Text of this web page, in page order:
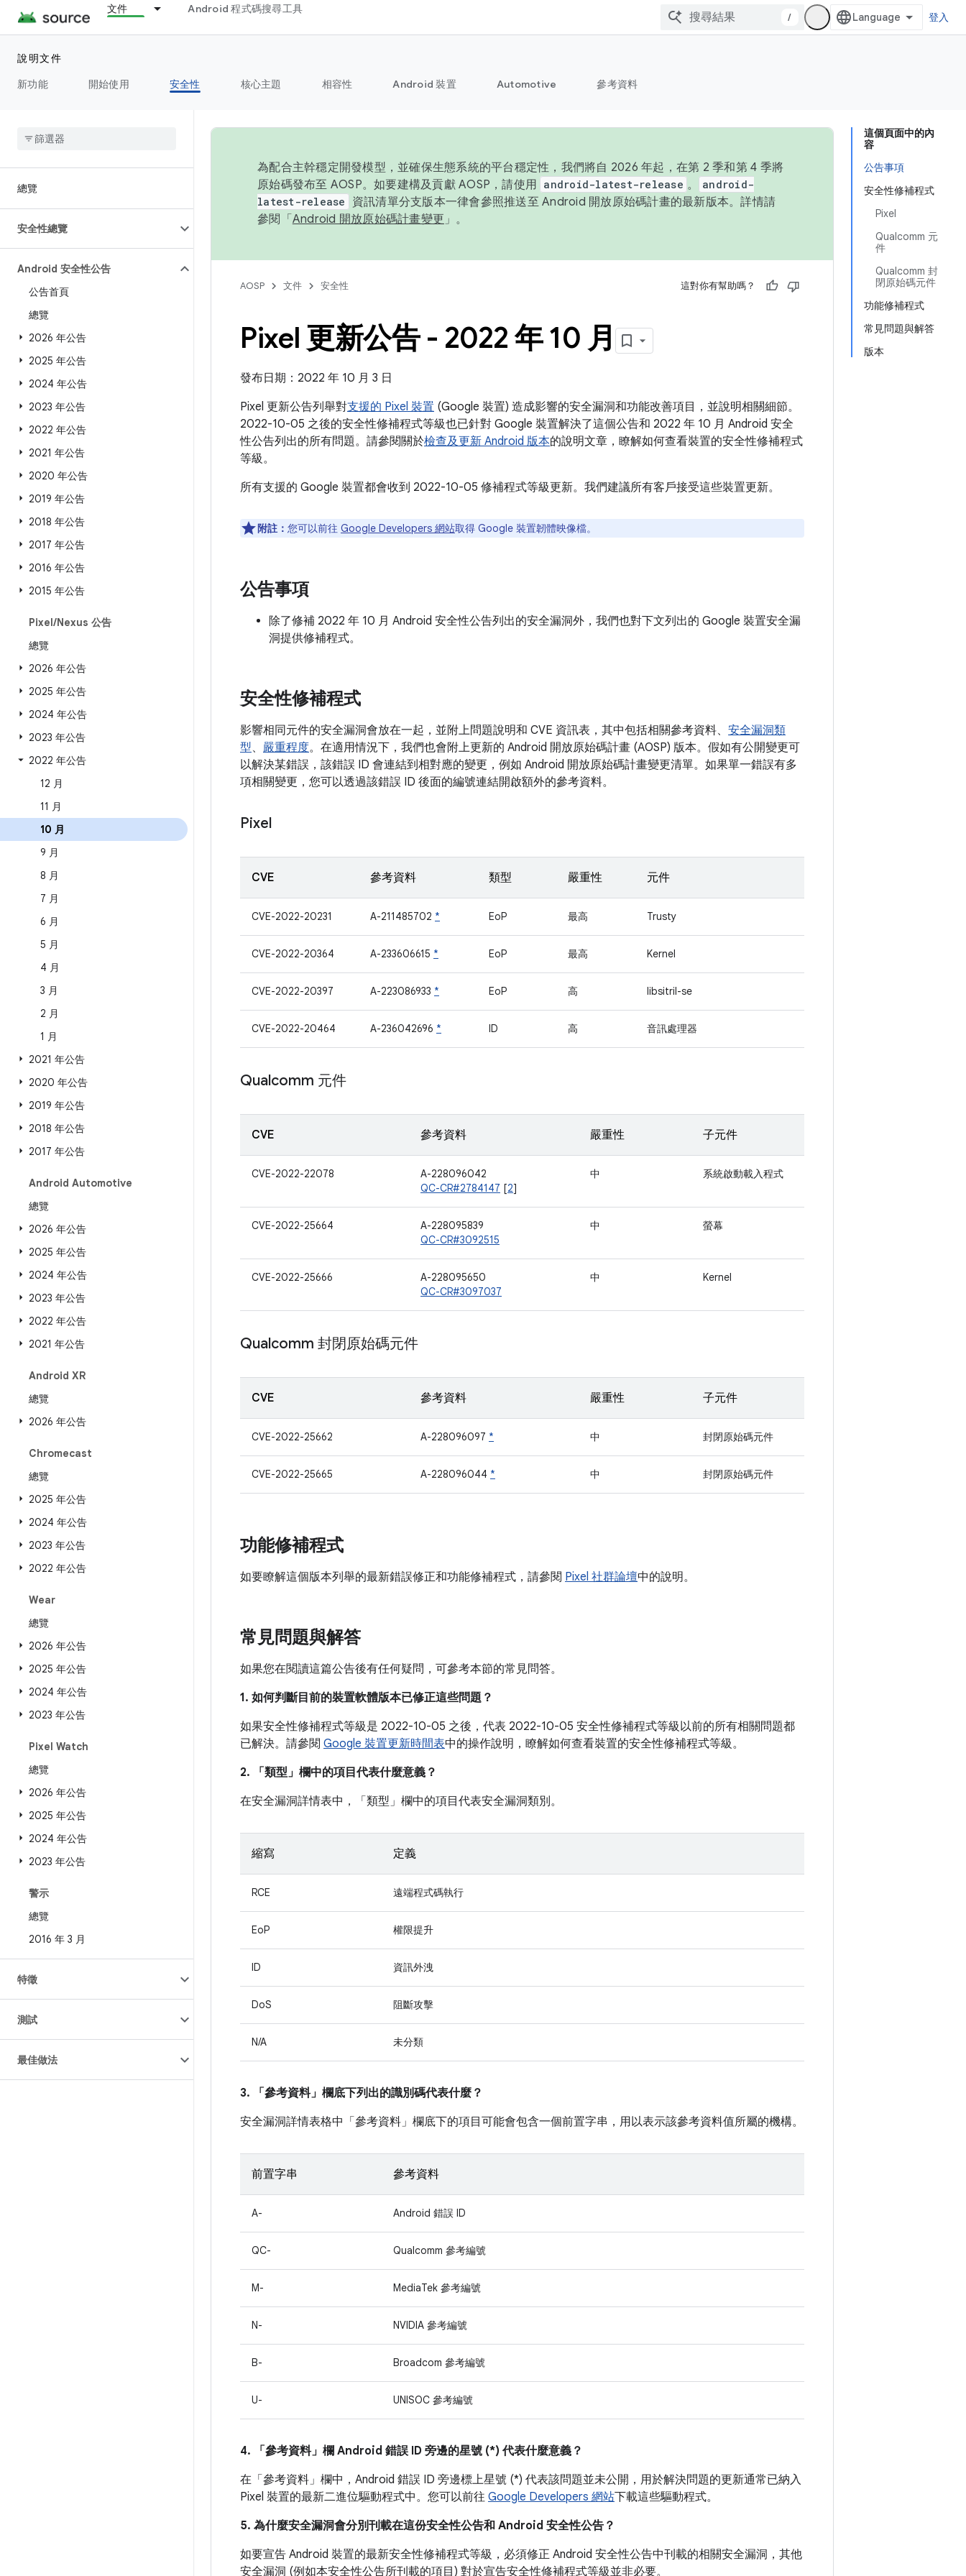
文件 Android 程式碼搜尋工具
/ 登入
說明文件
新功能
開始使用 安全性 核心主題 相容性 Android 裝置 Automotive 參考資料
總覽
安全性總覽
Android 安全性公告
公告首頁
總覽
2026 年公告
2025 年公告
2024 年公告
2023 年公告
2022 年公告
2021 年公告
2020 年公告
2019 年公告
2018 年公告
2017 年公告
2016 年公告
2015 年公告
Pixel/Nexus 公告
總覽
2026 年公告
2025 年公告
2024 年公告
2023 年公告
2022 年公告
12 月
11 月
10 月
9 月
8 月
7 月
6 月
5 月
4 月
3 月
2 月
1 月
2021 年公告
2020 年公告
2019 年公告
2018 年公告
2017 年公告
Android Automotive
總覽
2026 年公告
2025 年公告
2024 年公告
2023 年公告
2022 年公告
2021 年公告
Android XR
總覽
2026 年公告
Chromecast
總覽
2025 年公告
2024 年公告
2023 年公告
2022 年公告
Wear
總覽
2026 年公告
2025 年公告
2024 年公告
2023 年公告
Pixel Watch
總覽
2026 年公告
2025 年公告
2024 年公告
2023 年公告
警示
總覽
2016 年 3 月
特徵
測試
最佳做法
這個頁面中的內
容
公告事項
安全性修補程式
Pixel
Qualcomm 元
件
Qualcomm 封
閉原始碼元件
功能修補程式
常見問題與解答
版本
為配合主幹穩定開發模型，並確保生態系統的平台穩定性，我們將自 2026 年起，在第 2 季和第 4 季將
原始碼發布至 AOSP。如要建構及貢獻 AOSP，請使用 android-latest-release 。
android-
latest-release
資訊清單分支版本一律會參照推送至 Android 開放原始碼計畫的最新版本。詳情請
參閱「 Android 開放原始碼計畫變更 」。
AOSP 文件 安全性 這對你有幫助嗎？
Pixel 更新公告 - 2022 年 10 月
發布日期：2022 年 10 月 3 日
Pixel 更新公告列舉對支援的 Pixel 裝置 (Google 裝置) 造成影響的安全漏洞和功能改善項目，並說明相關細節。
2022-10-05 之後的安全性修補程式等級也已針對 Google 裝置解決了這個公告和 2022 年 10 月 Android 安全
性公告列出的所有問題。請參閱關於檢查及更新 Android 版本的說明文章，瞭解如何查看裝置的安全性修補程式
等級。
所有支援的 Google 裝置都會收到 2022-10-05 修補程式等級更新。我們建議所有客戶接受這些裝置更新。
附註： 您可以前往 Google Developers 網站取得 Google 裝置韌體映像檔。
公告事項
除了修補 2022 年 10 月 Android 安全性公告列出的安全漏洞外，我們也對下文列出的 Google 裝置安全漏
洞提供修補程式。
安全性修補程式
影響相同元件的安全漏洞會放在一起，並附上問題說明和 CVE 資訊表，其中包括相關參考資料、 安全漏洞類
型、 嚴重程度。在適用情況下，我們也會附上更新的 Android 開放原始碼計畫 (AOSP) 版本。假如有公開變更可
以解決某錯誤，該錯誤 ID 會連結到相對應的變更，例如 Android 開放原始碼計畫變更清單。如果單一錯誤有多
項相關變更，您可以透過該錯誤 ID 後面的編號連結開啟額外的參考資料。
Pixel
CVE 參考資料 類型 嚴重性 元件
CVE-2022-20231 A-211485702 * EoP 最高 Trusty
CVE-2022-20364 A-233606615 * EoP 最高 Kernel
CVE-2022-20397 A-223086933 * EoP 高 libsitril-se
CVE-2022-20464 A-236042696 * ID 高 音訊處理器
Qualcomm 元件
CVE 參考資料 嚴重性 子元件
CVE-2022-22078
A-228096042
QC-CR#2784147 [2]
中 系統啟動載入程式
CVE-2022-25664
A-228095839
QC-CR#3092515
中 螢幕
CVE-2022-25666
A-228095650
QC-CR#3097037
中 Kernel
Qualcomm 封閉原始碼元件
CVE 參考資料 嚴重性 子元件
CVE-2022-25662 A-228096097 * 中 封閉原始碼元件
CVE-2022-25665 A-228096044 * 中 封閉原始碼元件
功能修補程式
如要瞭解這個版本列舉的最新錯誤修正和功能修補程式，請參閱 Pixel 社群論壇中的說明。
常見問題與解答
如果您在閱讀這篇公告後有任何疑問，可參考本節的常見問答。
1. 如何判斷目前的裝置軟體版本已修正這些問題？
如果安全性修補程式等級是 2022-10-05 之後，代表 2022-10-05 安全性修補程式等級以前的所有相關問題都
已解決。請參閱 Google 裝置更新時間表中的操作說明，瞭解如何查看裝置的安全性修補程式等級。
2. 「類型」 欄中的項目代表什麼意義？
在安全漏洞詳情表中，「類型」 欄中的項目代表安全漏洞類別。
縮寫 定義
RCE 遠端程式碼執行
EoP 權限提升
ID 資訊外洩
DoS 阻斷攻擊
N/A 未分類
3. 「參考資料」 欄底下列出的識別碼代表什麼？
安全漏洞詳情表格中「參考資料」 欄底下的項目可能會包含一個前置字串，用以表示該參考資料值所屬的機構。
前置字串 參考資料
A- Android 錯誤 ID
QC- Qualcomm 參考編號
M- MediaTek 參考編號
N- NVIDIA 參考編號
B- Broadcom 參考編號
U- UNISOC 參考編號
4. 「參考資料」 欄 Android 錯誤 ID 旁邊的星號 (*) 代表什麼意義？
在「參考資料」 欄中，Android 錯誤 ID 旁邊標上星號 (*) 代表該問題並未公開，用於解決問題的更新通常已納入
Pixel 裝置的最新二進位驅動程式中。您可以前往 Google Developers 網站下載這些驅動程式。
5. 為什麼安全漏洞會分別刊載在這份安全性公告和 Android 安全性公告？
如要宣告 Android 裝置的最新安全性修補程式等級，必須修正 Android 安全性公告中刊載的相關安全漏洞，其他
安全漏洞 (例如本安全性公告所刊載的項目) 對於宣告安全性修補程式等級並非必要。